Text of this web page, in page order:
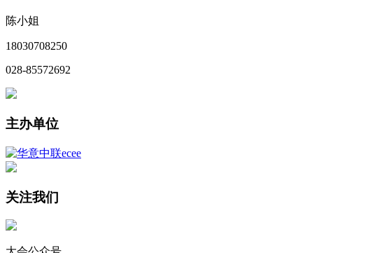
陈小姐
18030708250
028-85572692
主办单位
关注我们